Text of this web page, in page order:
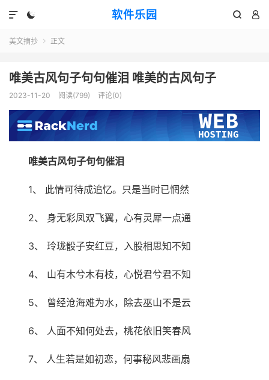
软件乐园 
 

美文摘抄  正文
唯美古风句子句句催泪 唯美的古风句子
2023-11-20 阅读(799) 评论(0)
唯美古风句子句句催泪
1、 此情可待成追忆。只是当时已惘然
2、 身无彩凤双飞翼，心有灵犀一点通
3、 玲珑骰子安红豆，入股相思知不知
4、 山有木兮木有枝，心悦君兮君不知
5、 曾经沧海难为水，除去巫山不是云
6、 人面不知何处去，桃花依旧笑春风
7、 人生若是如初恋，何事秘风悲画扇